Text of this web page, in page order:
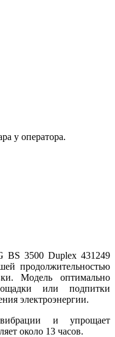
у оператора.
BS 3500 Duplex 431249
продолжительностью
Модель оптимально
или подпитки
электроэнергии.
и упрощает
около 13 часов.